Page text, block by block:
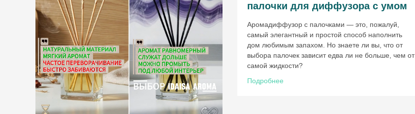
палочки для диффузора с умом
Аромадиффузор с палочками — это, пожалуй,
самый элегантный и простой способ наполнить
дом любимым запахом. Но знаете ли вы, что от
выбора палочек зависит едва ли не больше, чем от
самой жидкости?
Подробнее